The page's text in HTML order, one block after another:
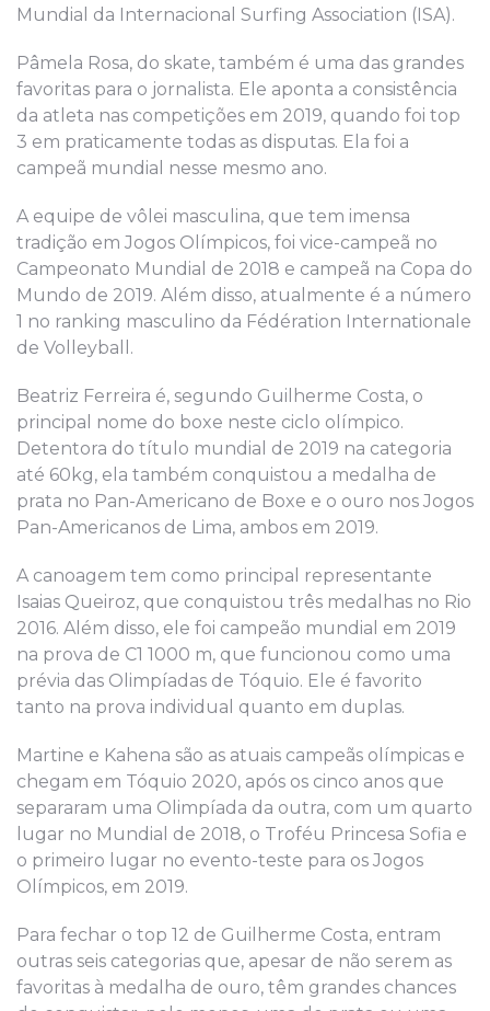
Mundial da Internacional Surfing Association (ISA).
Pâmela Rosa, do skate, também é uma das grandes
favoritas para o jornalista. Ele aponta a consistência
da atleta nas competições em 2019, quando foi top
3 em praticamente todas as disputas. Ela foi a
campeã mundial nesse mesmo ano.
A equipe de vôlei masculina, que tem imensa
tradição em Jogos Olímpicos, foi vice-campeã no
Campeonato Mundial de 2018 e campeã na Copa do
Mundo de 2019. Além disso, atualmente é a número
1 no ranking masculino da Fédération Internationale
de Volleyball.
Beatriz Ferreira é, segundo Guilherme Costa, o
principal nome do boxe neste ciclo olímpico.
Detentora do título mundial de 2019 na categoria
até 60kg, ela também conquistou a medalha de
prata no Pan-Americano de Boxe e o ouro nos Jogos
Pan-Americanos de Lima, ambos em 2019.
A canoagem tem como principal representante
Isaias Queiroz, que conquistou três medalhas no Rio
2016. Além disso, ele foi campeão mundial em 2019
na prova de C1 1000 m, que funcionou como uma
prévia das Olimpíadas de Tóquio. Ele é favorito
tanto na prova individual quanto em duplas.
Martine e Kahena são as atuais campeãs olímpicas e
chegam em Tóquio 2020, após os cinco anos que
separaram uma Olimpíada da outra, com um quarto
lugar no Mundial de 2018, o Troféu Princesa Sofia e
o primeiro lugar no evento-teste para os Jogos
Olímpicos, em 2019.
Para fechar o top 12 de Guilherme Costa, entram
outras seis categorias que, apesar de não serem as
favoritas à medalha de ouro, têm grandes chances